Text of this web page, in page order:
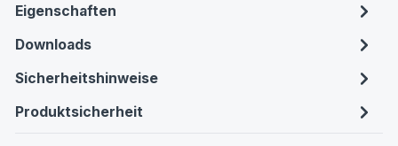
Eigenschaften
Downloads
Sicherheitshinweise
Produktsicherheit